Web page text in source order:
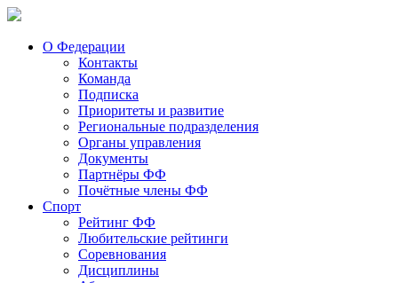
О Федерации
Контакты
Команда
Подписка
Приоритеты и развитие
Региональные подразделения
Органы управления
Документы
Партнёры ФФ
Почётные члены ФФ
Спорт
Рейтинг ФФ
Любительские рейтинги
Соревнования
Дисциплины